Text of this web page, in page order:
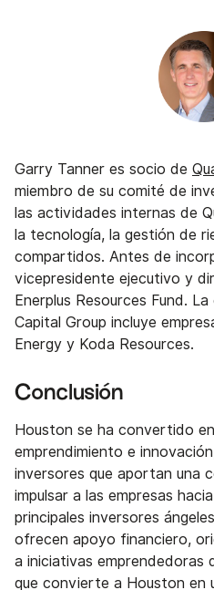
Garry Tanner es socio de
miembro de su comité de
las actividades internas de
la tecnología, la gestión de
compartidos. Antes de
vicepresidente ejecutivo y
Enerplus Resources Fund.
Capital Group incluye
Energy y Koda Resources.
Conclusión
Houston se ha convertido
emprendimiento e
inversores que aportan una
impulsar a las empresas
principales inversores
ofrecen apoyo financiero,
a iniciativas emprendedoras
que convierte a Houston en